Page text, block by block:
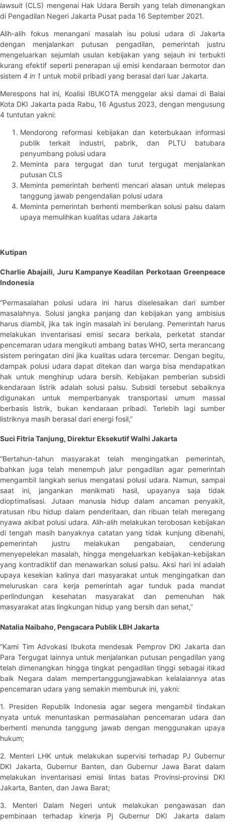
lawsuit (CLS) mengenai Hak Udara Bersih yang telah dimenangkan
di Pengadilan Negeri Jakarta Pusat pada 16 September 2021.
Alih-alih fokus menangani masalah isu polusi udara di Jakarta
dengan menjalankan putusan pengadilan, pemerintah justru
mengeluarkan sejumlah usulan kebijakan yang sejauh ini terbukti
kurang efektif seperti penerapan uji emisi kendaraan bermotor dan
sistem 4 in 1 untuk mobil pribadi yang berasal dari luar Jakarta.
Merespons hal ini, Koalisi IBUKOTA menggelar aksi damai di Balai
Kota DKI Jakarta pada Rabu, 16 Agustus 2023, dengan mengusung
4 tuntutan yakni:
Mendorong reformasi kebijakan dan keterbukaan informasi
publik terkait industri, pabrik, dan PLTU batubara
penyumbang polusi udara
Meminta para tergugat dan turut tergugat menjalankan
putusan CLS
Meminta pemerintah berhenti mencari alasan untuk melepas
tanggung jawab pengendalian polusi udara
Meminta pemerintah berhenti memberikan solusi palsu dalam
upaya memulihkan kualitas udara Jakarta
Kutipan
Charlie Abajaili, Juru Kampanye Keadilan Perkotaan Greenpeace
Indonesia
“Permasalahan polusi udara ini harus diselesaikan dari sumber
masalahnya. Solusi jangka panjang dan kebijakan yang ambisius
harus diambil, jika tak ingin masalah ini berulang. Pemerintah harus
melakukan inventarisasi emisi secara berkala, perketat standar
pencemaran udara mengikuti ambang batas WHO, serta merancang
sistem peringatan dini jika kualitas udara tercemar. Dengan begitu,
dampak polusi udara dapat ditekan dan warga bisa mendapatkan
hak untuk menghirup udara bersih. Kebijakan pemberian subsidi
kendaraan listrik adalah solusi palsu. Subsidi tersebut sebaiknya
digunakan untuk memperbanyak transportasi umum massal
berbasis listrik, bukan kendaraan pribadi. Terlebih lagi sumber
listriknya masih berasal dari energi fosil,”
Suci Fitria Tanjung, Direktur Eksekutif Walhi Jakarta
“Bertahun-tahun masyarakat telah mengingatkan pemerintah,
bahkan juga telah menempuh jalur pengadilan agar pemerintah
mengambil langkah serius mengatasi polusi udara. Namun, sampai
saat ini, jangankan menikmati hasil, upayanya saja tidak
dioptimalisasi. Jutaan manusia hidup dalam ancaman penyakit,
ratusan ribu hidup dalam penderitaan, dan ribuan telah meregang
nyawa akibat polusi udara. Alih-alih melakukan terobosan kebijakan
di tengah masih banyaknya catatan yang tidak kunjung dibenahi,
pemerintah justru melakukan pengabaian, cenderung
menyepelekan masalah, hingga mengeluarkan kebijakan-kebijakan
yang kontradiktif dan menawarkan solusi palsu. Aksi hari ini adalah
upaya kesekian kalinya dari masyarakat untuk mengingatkan dan
meluruskan cara kerja pemerintah agar tunduk pada mandat
perlindungan kesehatan masyarakat dan pemenuhan hak
masyarakat atas lingkungan hidup yang bersih dan sehat,”
Natalia Naibaho, Pengacara Publik LBH Jakarta
“Kami Tim Advokasi Ibukota mendesak Pemprov DKI Jakarta dan
Para Tergugat lainnya untuk menjalankan putusan pengadilan yang
telah dimenangkan hingga tingkat pengadilan tinggi sebagai itikad
baik Negara dalam mempertanggungjawabkan kelalaiannya atas
pencemaran udara yang semakin memburuk ini, yakni:
1. Presiden Republik Indonesia agar segera mengambil tindakan
nyata untuk menuntaskan permasalahan pencemaran udara dan
berhenti menunda tanggung jawab dengan menggunakan upaya
hukum;
2. Menteri LHK untuk melakukan supervisi terhadap PJ Gubernur
DKI Jakarta, Gubernur Banten, dan Gubernur Jawa Barat dalam
melakukan inventarisasi emisi lintas batas Provinsi-provinsi DKI
Jakarta, Banten, dan Jawa Barat;
3. Menteri Dalam Negeri untuk melakukan pengawasan dan
pembinaan terhadap kinerja Pj Gubernur DKI Jakarta dalam